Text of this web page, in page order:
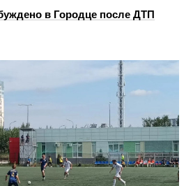
в Городце после ДТП